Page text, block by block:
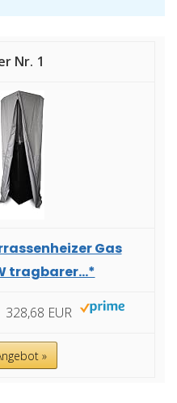
1
Gas
tragbarer...*
328,68 EUR
»